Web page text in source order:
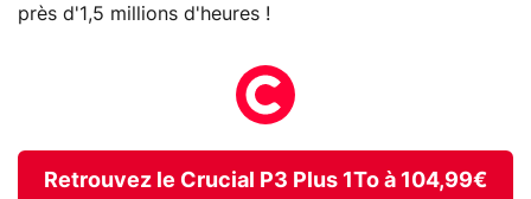
près d'1,5 millions d'heures !
Retrouvez le Crucial P3 Plus 1To à 104,99€